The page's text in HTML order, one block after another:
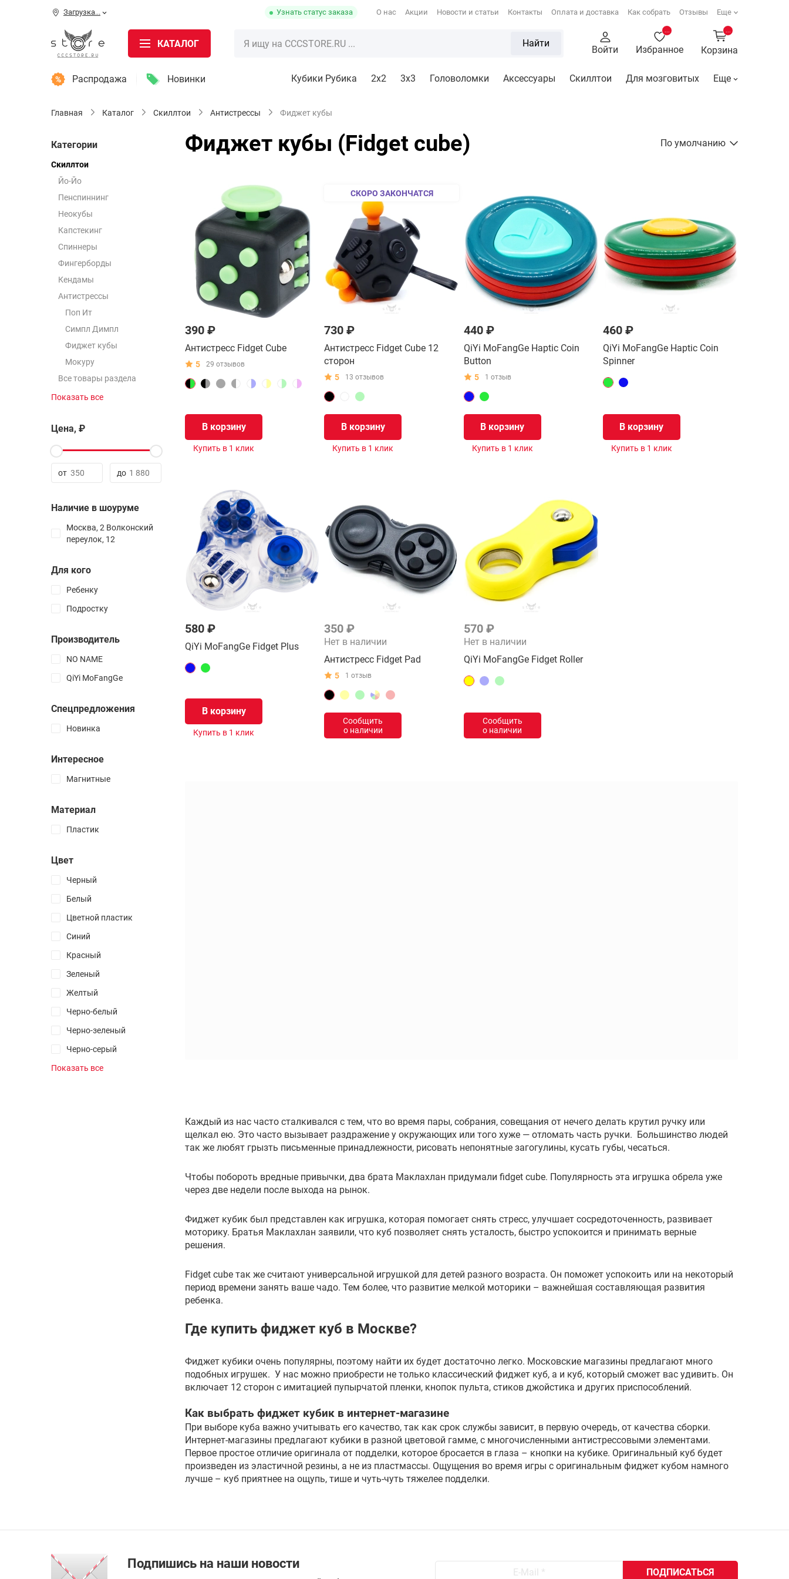
Загрузка... Узнать статус заказа О нас Акции Новости и статьи Контакты Оплата и доставка Как собрать Отзывы Еще
КАТАЛОГ Найти
Войти Избранное Корзина
Распродажа Новинки Кубики Рубика 2x2 3х3 Головоломки Аксессуары Скиллтои Для мозговитых Еще
Главная Каталог Скиллтои Антистрессы Фиджет кубы
Категории
Скиллтои
Йо-Йо
Пенспиннинг
Неокубы
Капстекинг
Спиннеры
Фингерборды
Кендамы
Антистрессы
Поп Ит
Симпл Димпл
Фиджет кубы
Мокуру
Все товары раздела
5x5
6x6
8x8 - 21x21
головоломки
Электронные
Таймеры
Чехлы и боксы
Смазка
Атрибуты
Логотипы
Маты
Изменяющие форму
Зеркальные
Змейки
Шестеренчатые
Самые сложные
Многослойные
Бобовые головоломки
Кубоиды
Кубики 2x2-7x7
Мегаминксы
Показать все
Цена, ₽
от до
Наличие в шоуруме
Москва, 2 Волконский
переулок, 12
Для кого
Ребенку
Подростку
Производитель
NO NAME
QiYi MoFangGe
Спецпредложения
Новинка
Интересное
Магнитные
Материал
Пластик
Цвет
Черный
Белый
Цветной пластик
Синий
Красный
Зеленый
Желтый
Черно-белый
Черно-зеленый
Черно-серый
Показать все
Фиджет кубы (Fidget cube) По умолчанию
390 ₽
Антистресс Fidget Cube
5 29 отзывов
В корзину
Купить в 1 клик
СКОРО ЗАКОНЧАТСЯ
730 ₽
Антистресс Fidget Cube 12
сторон
5 13 отзывов
В корзину
Купить в 1 клик
440 ₽
QiYi MoFangGe Haptic Coin
Button
5 1 отзыв
В корзину
Купить в 1 клик
460 ₽
QiYi MoFangGe Haptic Coin
Spinner
В корзину
Купить в 1 клик
580 ₽
QiYi MoFangGe Fidget Plus
В корзину
Купить в 1 клик
350 ₽
Нет в наличии
Антистресс Fidget Pad
5 1 отзыв
Сообщить
о наличии
570 ₽
Нет в наличии
QiYi MoFangGe Fidget Roller
Сообщить
о наличии
Каждый из нас часто сталкивался с тем, что во время пары, собрания, совещания от нечего делать крутил ручку или
щелкал ею. Это часто вызывает раздражение у окружающих или того хуже ― отломать часть ручки. Большинство людей
так же любят грызть письменные принадлежности, рисовать непонятные загогулины, кусать губы, чесаться.
Чтобы побороть вредные привычки, два брата Маклахлан придумали fidget cube. Популярность эта игрушка обрела уже
через две недели после выхода на рынок.
Фиджет кубик был представлен как игрушка, которая помогает снять стресс, улучшает сосредоточенность, развивает
моторику. Братья Маклахлан заявили, что куб позволяет снять усталость, быстро успокоится и принимать верные
решения.
Fidget cube так же считают универсальной игрушкой для детей разного возраста. Он поможет успокоить или на некоторый
период времени занять ваше чадо. Тем более, что развитие мелкой моторики – важнейшая составляющая развития
ребенка.
Где купить фиджет куб в Москве?
Фиджет кубики очень популярны, поэтому найти их будет достаточно легко. Московские магазины предлагают много
подобных игрушек. У нас можно приобрести не только классический фиджет куб, а и куб, который сможет вас удивить. Он
включает 12 сторон с имитацией пупырчатой пленки, кнопок пульта, стиков джойстика и других приспособлений.
Как выбрать фиджет кубик в интернет-магазине
При выборе куба важно учитывать его качество, так как срок службы зависит, в первую очередь, от качества сборки.
Интернет-магазины предлагают кубики в разной цветовой гамме, с многочисленными антистрессовыми элементами.
Первое простое отличие оригинала от подделки, которое бросается в глаза – кнопки на кубике. Оригинальный куб будет
произведен из эластичной резины, а не из пластмассы. Ощущения во время игры с оригинальным фиджет кубом намного
лучше – куб приятнее на ощупь, тише и чуть-чуть тяжелее подделки.
Подпишись на наши новости